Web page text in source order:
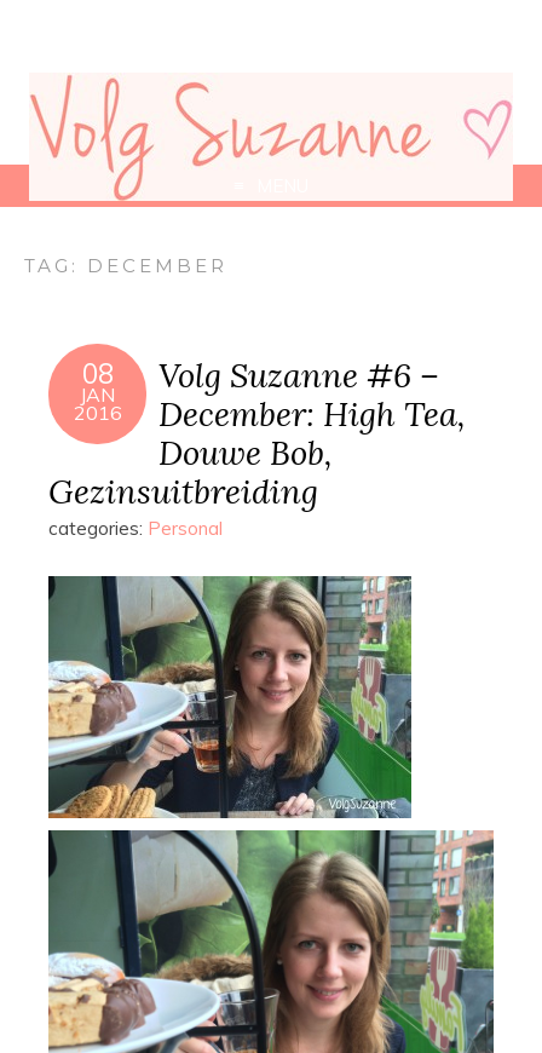
TAG: DECEMBER
08
JAN
2016
Volg Suzanne #6 –
December: High Tea,
Douwe Bob,
Gezinsuitbreiding
categories: Personal